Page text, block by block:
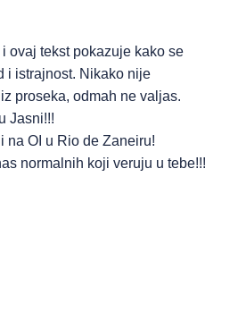
ovaj tekst pokazuje kako se
i istrajnost. Nikako nije
proseka, odmah ne valjas.
Jasni!!!
na OI u Rio de Zaneiru!
normalnih koji veruju u tebe!!!